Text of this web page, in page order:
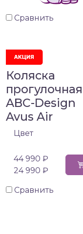
Сравнить
Коляска
прогулочная
ABC-Design
Avus Air
Цвет
44 990 ₽
24 990 ₽
Сравнить